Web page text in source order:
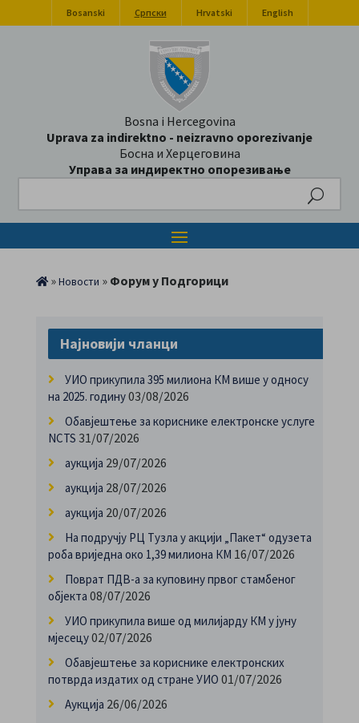
Bosanski Српски Hrvatski English
Bosna i Hercegovina
Uprava za indirektno - neizravno oporezivanje
Босна и Херцеговина
Управа за индиректно опорезивање
»Новости » Форум у Подгорици
Најновији чланци
УИО прикупила 395 милиона КМ више у односу
на 2025. годину03/08/2026
Обавјештење за кориснике електронске услуге
NCTS 31/07/2026
аукција 29/07/2026
аукција 28/07/2026
аукција 20/07/2026
На подручју РЦ Тузла у акцији „Пакет“ одузета
роба вриједна око 1,39 милиона КМ 16/07/2026
Поврат ПДВ-а за куповину првог стамбеног
објекта 08/07/2026
УИО прикупила више од милијарду КМ у јуну
мјесецу02/07/2026
Обавјештење за кориснике електронских
потврда издатих од стране УИО 01/07/2026
Аукција 26/06/2026